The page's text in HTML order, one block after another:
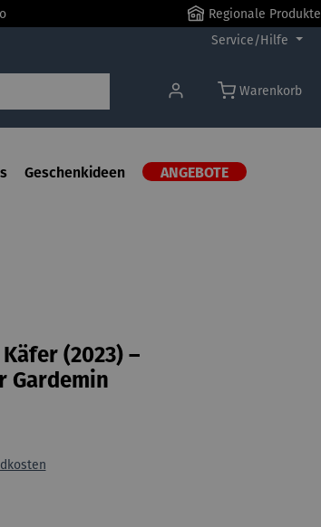
Regionale Produkte
Service/Hilfe
Warenkorb
Geschenkideen ANGEBOTE
(2023) –
Gardemin